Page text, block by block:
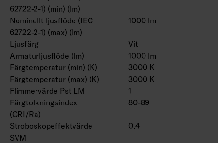
62722-2-1) (min) (lm)
Nominellt ljusflöde (IEC
62722-2-1) (max) (lm)
1000 lm
Ljusfärg
Vit
Armaturljusflöde (lm)
1000 lm
Färgtemperatur (min) (K)
3000 K
Färgtemperatur (max) (K)
3000 K
Flimmervärde Pst LM
1
Färgtolkningsindex
(CRI/Ra)
80-89
Stroboskopeffektvärde
SVM
0.4